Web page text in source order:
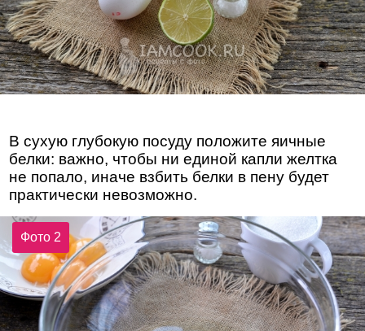
В сухую глубокую посуду положите яичные
белки: важно, чтобы ни единой капли желтка
не попало, иначе взбить белки в пену будет
практически невозможно.
Фото 2